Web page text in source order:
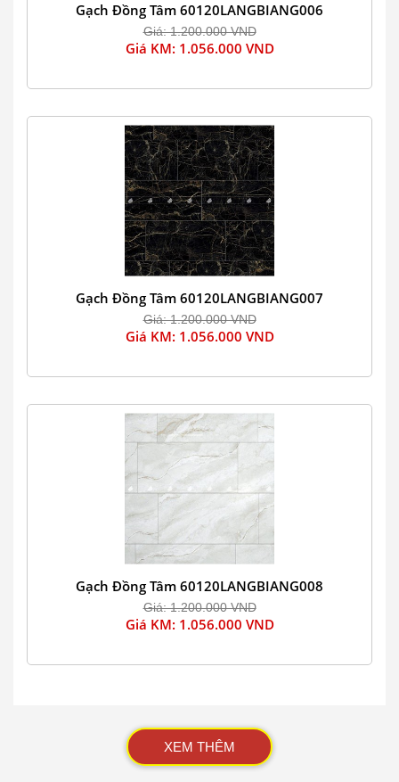
Gạch Đồng Tâm 60120LANGBIANG006
Giá: 1.200.000 VND
Giá KM: 1.056.000 VND
Gạch Đồng Tâm 60120LANGBIANG007
Giá: 1.200.000 VND
Giá KM: 1.056.000 VND
Gạch Đồng Tâm 60120LANGBIANG008
Giá: 1.200.000 VND
Giá KM: 1.056.000 VND
XEM THÊM